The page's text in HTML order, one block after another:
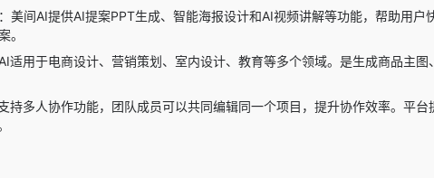
：美间AI提供AI提案PPT生成、智能海报设计和AI视频讲解等功能，帮助用
。
适用于电商设计、营销策划、室内设计、教育等多个领域。是生成商品主
持多人协作功能，团队成员可以共同编辑同一个项目，提升协作效率。平